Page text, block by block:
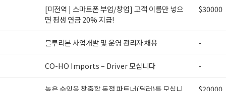
[미전역 | 스마트폰 부업/창업] 고객 이름만 넣으
면 평생 연금 20% 지급!
$30000
블루리본 사업개발 및 운영 관리자 채용 -
CO-HO Imports – Driver 모십니다 -
높은 수익을 창출할 독점 파트너(딜러)를 모십니 $20000